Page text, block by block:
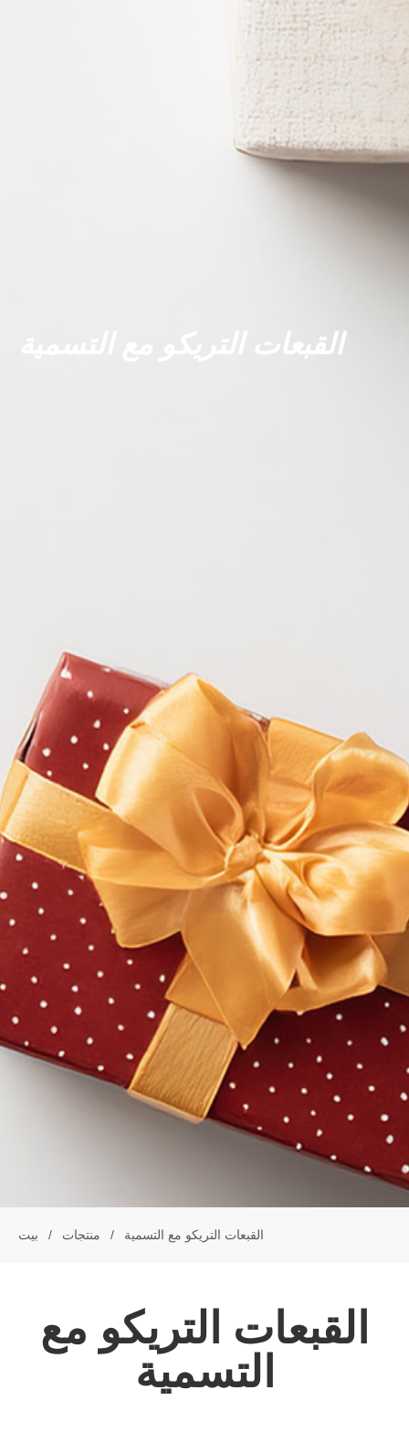
القبعات التريكو مع التسمية
بيت / منتجات / القبعات التريكو مع التسمية
القبعات التريكو مع
التسمية